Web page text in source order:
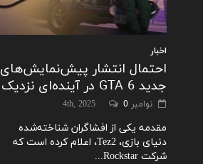
اخبار
احتمال انتشار پیش‌نمایش‌های
جدید GTA 6 در آینده‌ای نزدیک
نوامبر 4th, 2025 0
مقدمه یکی از افشاگران شناخته‌شده
دنیای بازی، Tez2، اعلام کرده است که
شرکت Rockstar...